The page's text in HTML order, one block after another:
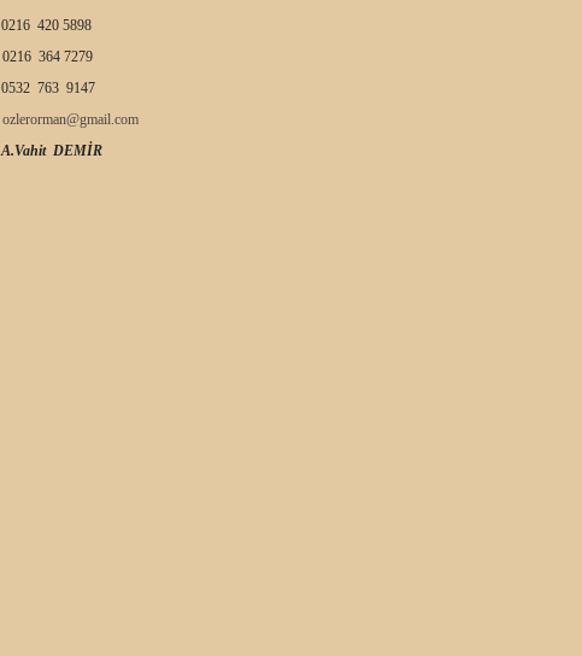
0216 420 5898
0216 364 7279
0532 763 9147
ozlerorman@gmail.com
A.Vahit DEMİR